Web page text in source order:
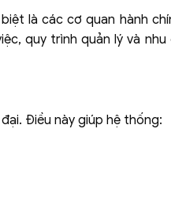
là các cơ quan hành
quy trình quản lý và nhu
Điều này giúp hệ thống: